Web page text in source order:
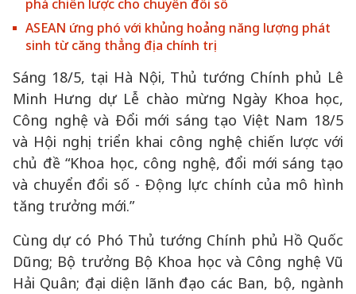
phá chiến lược cho chuyển đổi số
ASEAN ứng phó với khủng hoảng năng lượng phát
sinh từ căng thẳng địa chính trị
Sáng 18/5, tại Hà Nội, Thủ tướng Chính phủ Lê
Minh Hưng dự Lễ chào mừng Ngày Khoa học,
Công nghệ và Đổi mới sáng tạo Việt Nam 18/5
và Hội nghị triển khai công nghệ chiến lược với
chủ đề “Khoa học, công nghệ, đổi mới sáng tạo
và chuyển đổi số - Động lực chính của mô hình
tăng trưởng mới.”
Cùng dự có Phó Thủ tướng Chính phủ Hồ Quốc
Dũng; Bộ trưởng Bộ Khoa học và Công nghệ Vũ
Hải Quân; đại diện lãnh đạo các Ban, bộ, ngành